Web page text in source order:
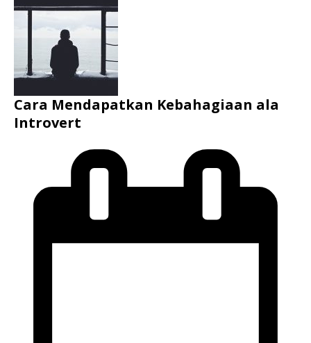
Cara Mendapatkan Kebahagiaan ala
Introvert